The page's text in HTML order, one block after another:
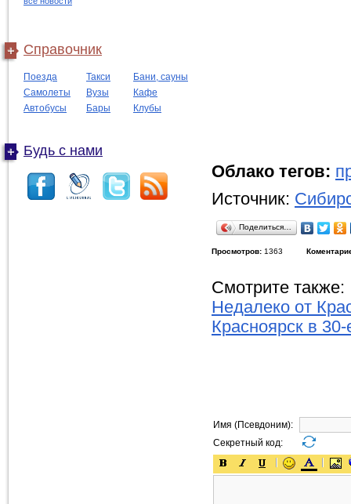
Справочник
Поезда Такси
Бани, сауны
Самолеты
Вузы
Кафе
Автобусы
Бары Клубы
Будь с нами
Облако тегов:
Источник:
Поделиться…
Просмотров: 1363
Смотрите также:
Недалеко от
Красноярск в
Имя (Псевдоним):
Секретный код: